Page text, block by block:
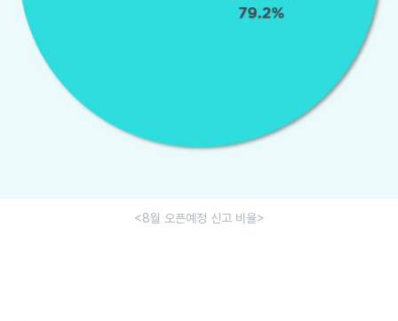
<8월 오픈예정 신고 비율>